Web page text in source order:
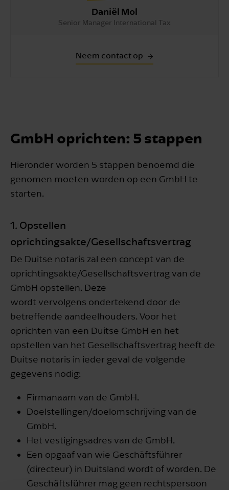
Daniël Mol
Senior Manager International Tax
Neem contact op
GmbH oprichten: 5 stappen
Hieronder worden 5 stappen benoemd die
genomen moeten worden op een GmbH te
starten.
1. Opstellen
oprichtingsakte/Gesellschaftsvertrag
De Duitse notaris zal een concept van de
oprichtingsakte/Gesellschaftsvertrag van de
GmbH opstellen. Deze
wordt vervolgens ondertekend door de
betreffende aandeelhouders. Voor het
oprichten van een Duitse GmbH en het
opstellen van het Gesellschaftsvertrag heeft de
Duitse notaris in ieder geval de volgende
gegevens nodig:
Firmanaam van de GmbH.
Doelstellingen/doelomschrijving van de
GmbH.
Het vestigingsadres van de GmbH.
Een opgaaf van wie Geschäftsführer
(directeur) in Duitsland wordt of worden. De
Geschäftsführer mag geen rechtspersoon